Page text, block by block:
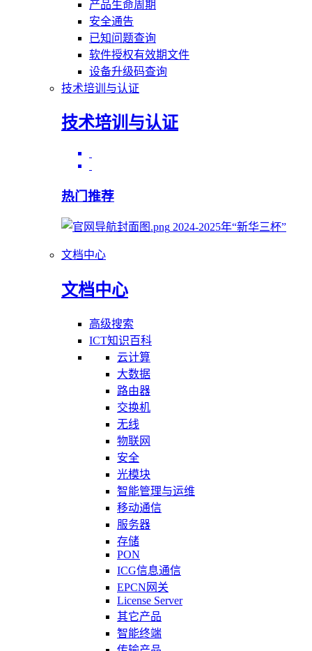
产品生命周期
安全通告
已知问题查询
软件授权有效期文件
设备升级码查询
技术培训与认证
技术培训与认证
热门推荐
2024-2025年“新华三杯”
文档中心
文档中心
高级搜索
ICT知识百科
云计算
大数据
路由器
交换机
无线
物联网
安全
光模块
智能管理与运维
移动通信
服务器
存储
PON
ICG信息通信
EPCN网关
License Server
其它产品
智能终端